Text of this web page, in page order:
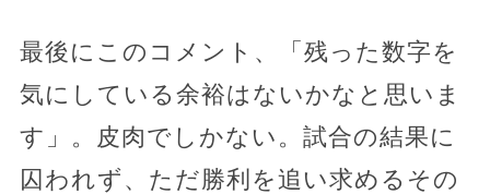
最後にこのコメント、「残った数字を
気にしている余裕はないかなと思いま
す」。皮肉でしかない。試合の結果に
囚われず、ただ勝利を追い求めるその